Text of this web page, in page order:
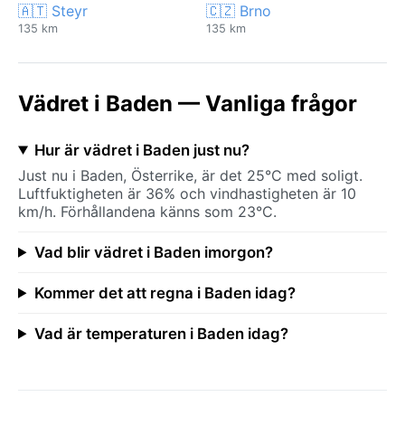
🇦🇹 Steyr
135 km
🇨🇿 Brno
135 km
Vädret i Baden — Vanliga frågor
Hur är vädret i Baden just nu?
Just nu i Baden, Österrike, är det 25°C med soligt.
Luftfuktigheten är 36% och vindhastigheten är 10
km/h. Förhållandena känns som 23°C.
Vad blir vädret i Baden imorgon?
Kommer det att regna i Baden idag?
Vad är temperaturen i Baden idag?